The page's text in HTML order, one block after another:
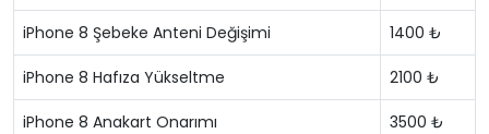
iPhone 8 Şebeke Anteni Değişimi 1400 ₺
iPhone 8 Hafıza Yükseltme 2100 ₺
iPhone 8 Anakart Onarımı 3500 ₺